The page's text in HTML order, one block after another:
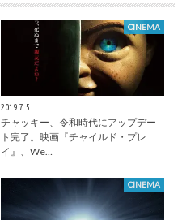
CINEMA
2019.7.5
チャッキー、令和時代にアップデー
ト完了。映画『チャイルド・プレ
イ』、We…
CINEMA